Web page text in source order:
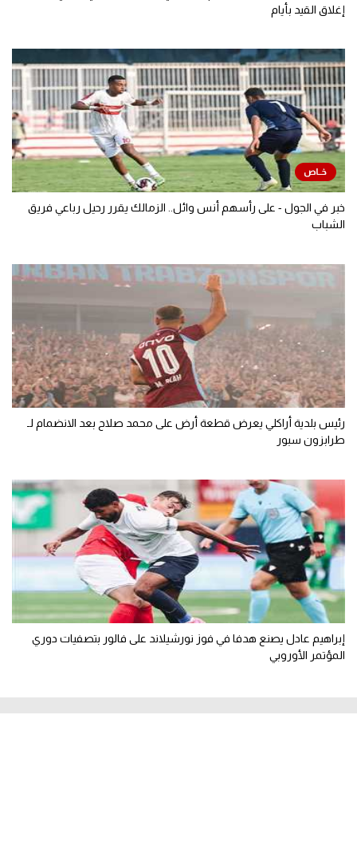
إغلاق القيد بأيام
خبر في الجول - على رأسهم أنس وائل.. الزمالك يقرر رحيل رباعي فريق
الشباب
رئيس بلدية أراكلي يعرض قطعة أرض على محمد صلاح بعد الانضمام لـ
طرابزون سبور
إبراهيم عادل يصنع هدفا في فوز نورشيلاند على فالور بتصفيات دوري
المؤتمر الأوروبي